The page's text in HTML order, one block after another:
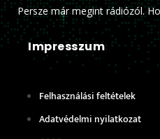
Persze már megint rádiózól.
Impresszum
Felhasználási feltételek
Adatvédelmi nyilatkozat